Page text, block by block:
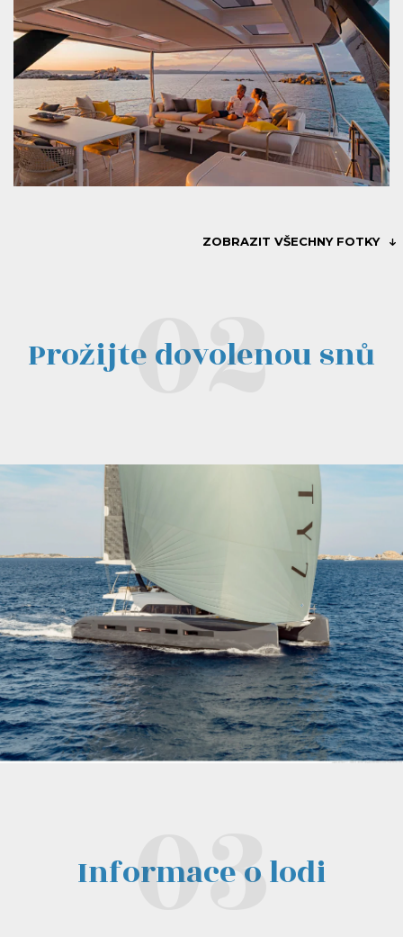
ZOBRAZIT VŠECHNY FOTKY
Prožijte dovolenou snů
Informace o lodi